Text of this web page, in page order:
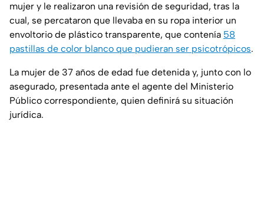
mujer y le realizaron una revisión de seguridad, tras la
cual, se percataron que llevaba en su ropa interior un
envoltorio de plástico transparente, que contenía 58
pastillas de color blanco que pudieran ser psicotrópicos.
La mujer de 37 años de edad fue detenida y, junto con lo
asegurado, presentada ante el agente del Ministerio
Público correspondiente, quien definirá su situación
jurídica.